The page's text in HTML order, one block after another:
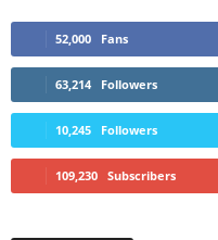
52,000 Fans
63,214 Followers
10,245 Followers
109,230 Subscribers